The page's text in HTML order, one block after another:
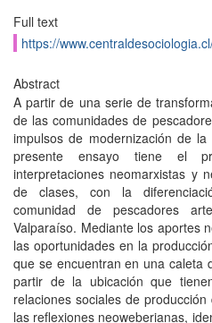
Full text
https://
Abstract
A partir de una serie de
de las comunidades de
impulsos de modernización de
presente ensayo tiene el
interpretaciones neomarxistas y
de clases, con la
comunidad de pescadores
Valparaíso. Mediante los aportes
las oportunidades en la
que se encuentran en una caleta
partir de la ubicación que
relaciones sociales de
las reflexiones neoweberianas,